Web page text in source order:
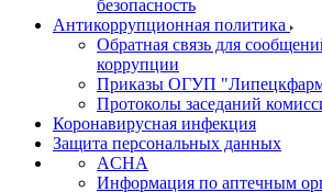
безопасность
Антикоррупционная политика
Обратная связь для
коррупции
Приказы ОГУП
Протоколы заседаний
Коронавирусная инфекция
Защита персональных данных
ACHA
Информация по аптечным